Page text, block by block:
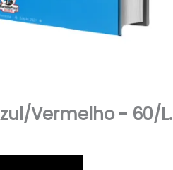
Vermelho - 60/L.